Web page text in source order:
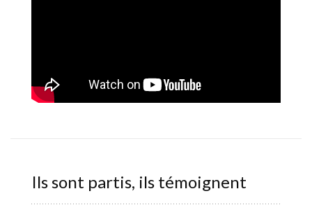
Ils sont partis, ils témoignent